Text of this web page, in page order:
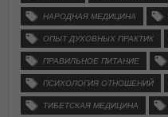
НАРОДНАЯ МЕДИЦИНА
ОПЫТ ДУХОВНЫХ ПРАКТИК
ПРАВИЛЬНОЕ ПИТАНИЕ
ПСИХОЛОГИЯ ОТНОШЕНИЙ
ТИБЕТСКАЯ МЕДИЦИНА